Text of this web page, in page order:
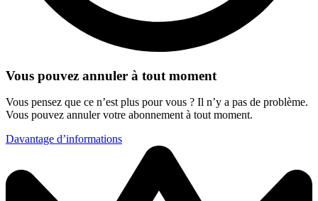
Vous pouvez annuler à tout moment
Vous pensez que ce n’est plus pour vous ? Il n’y a pas de problème.
Vous pouvez annuler votre abonnement à tout moment.
Davantage d’informations